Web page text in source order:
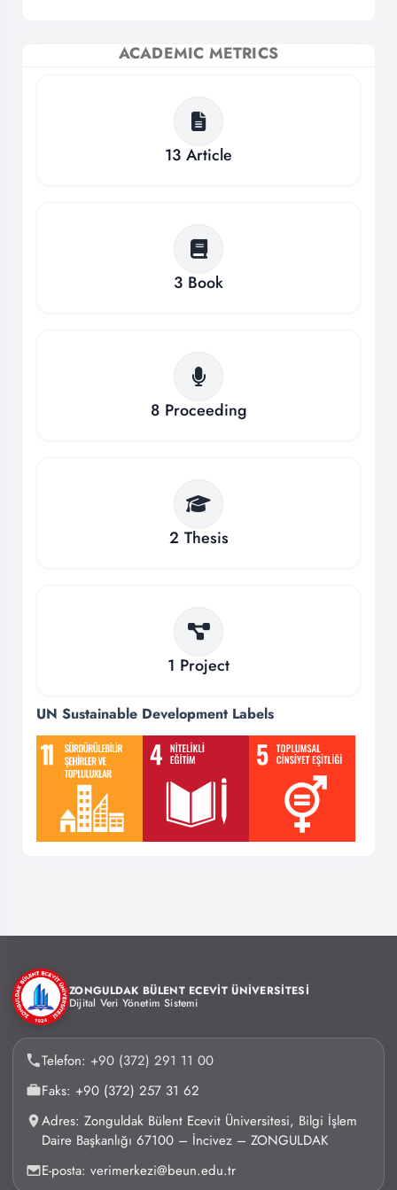
ACADEMIC METRICS
13 Article
3 Book
8 Proceeding
2 Thesis
1 Project
UN Sustainable Development Labels
ZONGULDAK BÜLENT ECEVİT ÜNİVERSİTESİ
Dijital Veri Yönetim Sistemi
Telefon: +90 (372) 291 11 00
Faks: +90 (372) 257 31 62
Adres: Zonguldak Bülent Ecevit Üniversitesi, Bilgi İşlem
Daire Başkanlığı 67100 – İncivez – ZONGULDAK
E-posta: verimerkezi@beun.edu.tr